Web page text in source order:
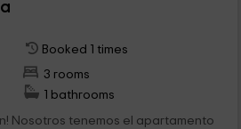
Booked 1 times
3 rooms
1 bathrooms
Nosotros tenemos el apartamento